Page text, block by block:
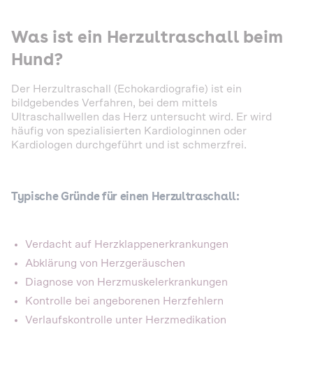
Was ist ein Herzultraschall beim
Hund?
Der Herzultraschall (Echokardiografie) ist ein
bildgebendes Verfahren, bei dem mittels
Ultraschallwellen das Herz untersucht wird. Er wird
häufig von spezialisierten Kardiologinnen oder
Kardiologen durchgeführt und ist schmerzfrei.
Typische Gründe für einen Herzultraschall:
Verdacht auf Herzklappenerkrankungen
Abklärung von Herzgeräuschen
Diagnose von Herzmuskelerkrankungen
Kontrolle bei angeborenen Herzfehlern
Verlaufskontrolle unter Herzmedikation